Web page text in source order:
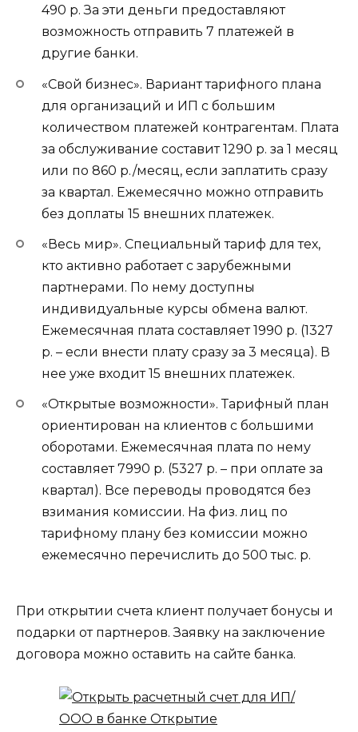
490 р. За эти деньги предоставляют
возможность отправить 7 платежей в
другие банки.
«Свой бизнес». Вариант тарифного плана
для организаций и ИП с большим
количеством платежей контрагентам. Плата
за обслуживание составит 1290 р. за 1 месяц
или по 860 р./месяц, если заплатить сразу
за квартал. Ежемесячно можно отправить
без доплаты 15 внешних платежек.
«Весь мир». Специальный тариф для тех,
кто активно работает с зарубежными
партнерами. По нему доступны
индивидуальные курсы обмена валют.
Ежемесячная плата составляет 1990 р. (1327
р. – если внести плату сразу за 3 месяца). В
нее уже входит 15 внешних платежек.
«Открытые возможности». Тарифный план
ориентирован на клиентов с большими
оборотами. Ежемесячная плата по нему
составляет 7990 р. (5327 р. – при оплате за
квартал). Все переводы проводятся без
взимания комиссии. На физ. лиц по
тарифному плану без комиссии можно
ежемесячно перечислить до 500 тыс. р.
При открытии счета клиент получает бонусы и
подарки от партнеров. Заявку на заключение
договора можно оставить на сайте банка.